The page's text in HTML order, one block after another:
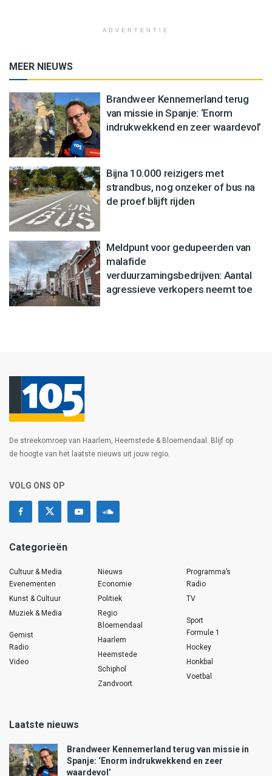
ADVERTENTIE
MEER NIEUWS
Brandweer Kennemerland terug
van missie in Spanje: ‘Enorm
indrukwekkend en zeer waardevol’
Bijna 10.000 reizigers met
strandbus, nog onzeker of bus na
de proef blijft rijden
Meldpunt voor gedupeerden van
malafide
verduurzamingsbedrijven: Aantal
agressieve verkopers neemt toe
De streekomroep van Haarlem, Heemstede & Bloemendaal. Blijf op
de hoogte van het laatste nieuws uit jouw regio.
VOLG ONS OP
Categorieën
Cultuur & Media
Evenementen
Kunst & Cultuur
Muziek & Media
Gemist
Radio
Video
Nieuws
Economie
Politiek
Regio
Bloemendaal
Haarlem
Heemstede
Schiphol
Zandvoort
Programma’s
Radio
TV
Sport
Formule 1
Hockey
Honkbal
Voetbal
Laatste nieuws
Brandweer Kennemerland terug van missie in
Spanje: ‘Enorm indrukwekkend en zeer
waardevol’